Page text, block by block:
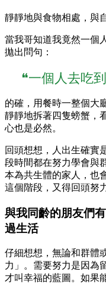
靜靜地與食物相處，與
當我哥知道我竟然一個
拋出問句：
❝一個人去吃
的確，用餐時一整個大
靜靜地拆著四隻螃蟹，
心也是必然。
回頭想想，人出生確實
段時間都在努力學會與
本為共生體的家人，也
這個階段，又得回頭努
與我同齡的朋友們
過生活
仔細想想，無論和群體
力」。需要努力是因為
才叫幸福的藍圖。如果